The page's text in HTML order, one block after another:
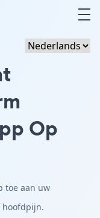
Op
toe aan uw
hoofdpijn.